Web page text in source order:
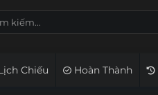
Chiếu Hoàn Thành